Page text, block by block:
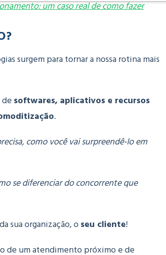
um caso real de como fazer
surgem para tornar a nossa rotina mais
softwares, aplicativos e recursos
.
como você vai surpreendê-lo em
se diferenciar do concorrente que
sua organização, oseu cliente!
de um atendimento próximo e de